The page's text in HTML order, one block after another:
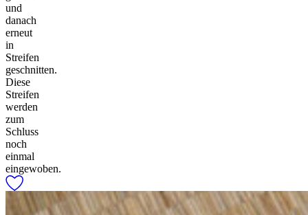
und
danach
erneut
in
Streifen
geschnitten.
Diese
Streifen
werden
zum
Schluss
noch
einmal
eingewoben.